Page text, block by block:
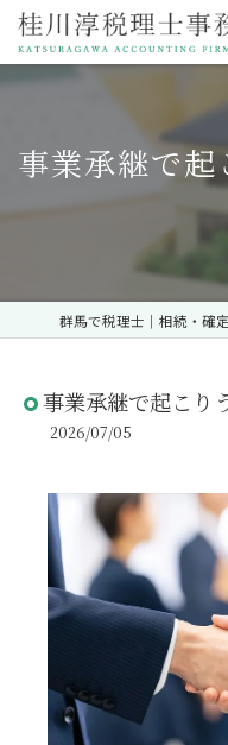
事業承継で
事業承継で起こり
2026/07/05